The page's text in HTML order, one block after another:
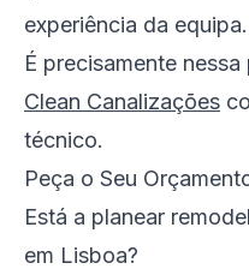
experiência da equipa.
É precisamente
Clean Canalizações
técnico.
Peça o Seu
Está a planear
em Lisboa?